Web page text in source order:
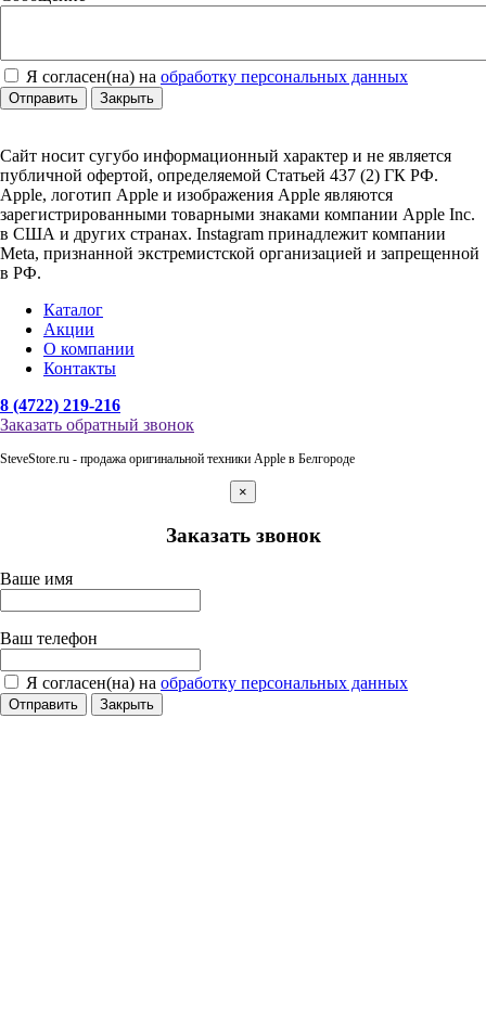
Я согласен(на) на обработку персональных данных
Отправить Закрыть
Сайт носит сугубо информационный характер и не является
публичной офертой, определяемой Статьей 437 (2) ГК РФ.
Apple, логотип Apple и изображения Apple являются
зарегистрированными товарными знаками компании Apple Inc.
в США и других странах. Instagram принадлежит компании
Meta, признанной экстремистской организацией и запрещенной
в РФ.
Каталог
Акции
О компании
Контакты
8 (4722) 219-216
Заказать обратный звонок
SteveStore.ru - продажа оригинальной техники Apple в Белгороде
×
Заказать звонок
Ваше имя
Ваш телефон
Я согласен(на) на обработку персональных данных
Отправить Закрыть